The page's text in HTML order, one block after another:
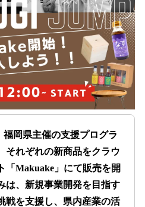
福岡県主催の支援プログラ
それぞれの新商品をクラウ
「Makuake」にて販売を開
は、新規事業開発を目指す
戦を支援し、県内産業の活